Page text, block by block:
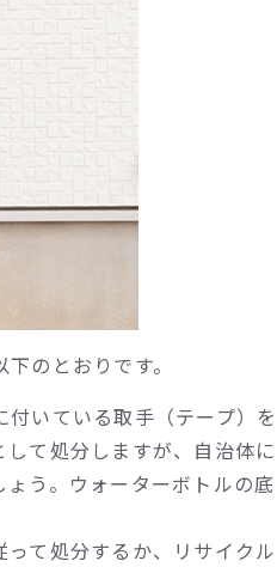
のとおりです。
いている取手（テープ）を
て処分しますが、自治体に
う。ウォーターボトルの底
て処分するか、リサイクル